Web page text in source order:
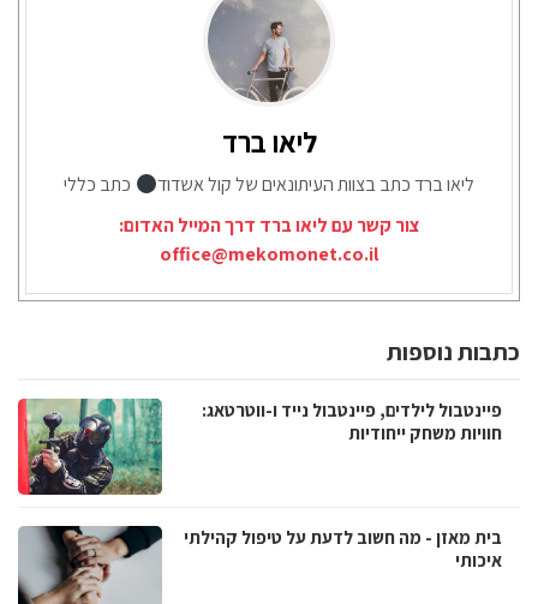
ליאו ברד
ליאו ברד כתב בצוות העיתונאים של קול אשדוד
כתב כללי
צור קשר עם ליאו ברד דרך המייל האדום:
office@mekomonet.co.il
כתבות נוספות
פיינטבול לילדים, פיינטבול נייד ו-ווטרטאג:
חוויות משחק ייחודיות
בית מאזן - מה חשוב לדעת על טיפול קהילתי
איכותי